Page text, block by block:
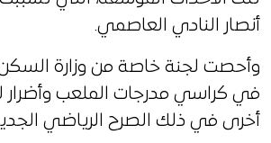
أنصار النادي العاصمي.
وأحصت لجنة خاصة من وزارة السكن
في كراسي مدرجات الملعب وأضرار
أخرى في ذلك الصرح الرياضي